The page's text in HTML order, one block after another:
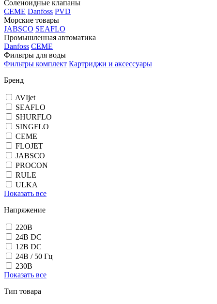
Соленоидные клапаны
CEME Danfoss PVD
Морские товары
JABSCO SEAFLO
Промышленная автоматика
Danfoss CEME
Фильтры для воды
Фильтры комплект Картриджи и аксессуары
Бренд
AVIjet
SEAFLO
SHURFLO
SINGFLO
CEME
FLOJET
JABSCO
PROCON
RULE
ULKA
Показать все
Напряжение
220В
24В DC
12В DC
24В / 50 Гц
230В
Показать все
Тип товара